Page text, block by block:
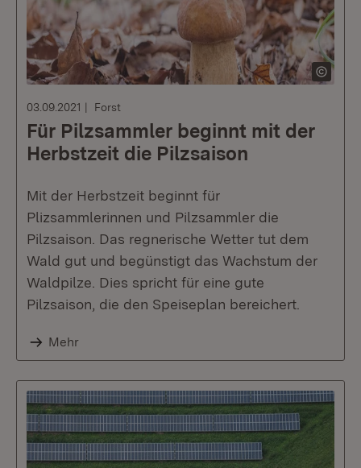
03.09.2021 Forst
Für Pilzsammler beginnt mit der
Herbstzeit die Pilzsaison
Mit der Herbstzeit beginnt für
Plizsammlerinnen und Pilzsammler die
Pilzsaison. Das regnerische Wetter tut dem
Wald gut und begünstigt das Wachstum der
Waldpilze. Dies spricht für eine gute
Pilzsaison, die den Speiseplan bereichert.
Mehr